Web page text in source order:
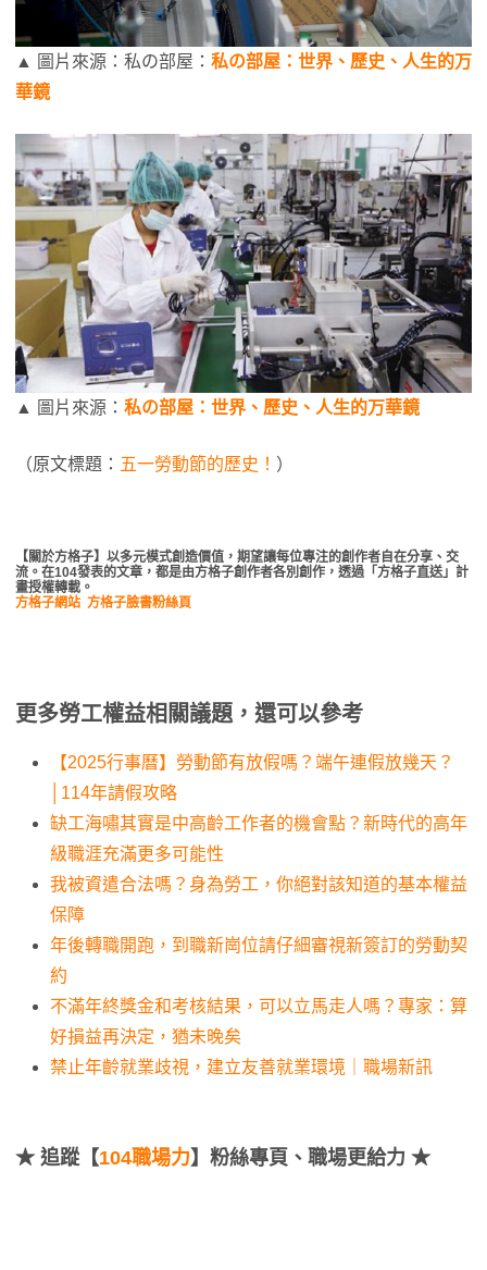
▲ 圖片來源：私の部屋： 私の部屋：世界、歷史、人生的万
華鏡
▲ 圖片來源： 私の部屋：世界、歷史、人生的万華鏡
（原文標題： 五一勞動節的歷史！ ）
【關於方格子】以多元模式創造價值，期望讓每位專注的創作者自在分享、交
流。在104發表的文章，都是由方格子創作者各別創作，透過「方格子直送」計
畫授權轉載。
方格子網站 方格子臉書粉絲頁
更多勞工權益相關議題，還可以參考
【2025行事曆】勞動節有放假嗎？端午連假放幾天？
│114年請假攻略
缺工海嘯其實是中高齡工作者的機會點？新時代的高年
級職涯充滿更多可能性
我被資遣合法嗎？身為勞工，你絕對該知道的基本權益
保障
年後轉職開跑，到職新崗位請仔細審視新簽訂的勞動契
約
不滿年終獎金和考核結果，可以立馬走人嗎？專家：算
好損益再決定，猶未晚矣
禁止年齡就業歧視，建立友善就業環境｜職場新訊
★ 追蹤【104職場力】粉絲專頁、職場更給力 ★